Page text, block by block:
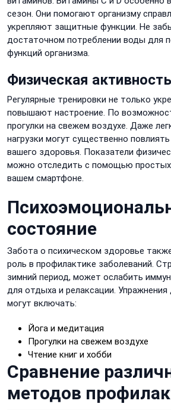
сезон. Они помогают организму
укрепляют защитные функции. Не
достаточном потреблении воды для
функций организма.
Физическая активность
Регулярные тренировки не только
повышают настроение. По
прогулки на свежем воздухе. Даже
нагрузки могут существенно
вашего здоровья. Показатели
можно отследить с помощью простых
вашем смартфоне.
состояние
Забота о психическом здоровье
роль в профилактике заболеваний.
зимний период, может ослабить
для отдыха и релаксации. Упражнения
могут включать:
Йога и медитация
Прогулки на свежем воздухе
Чтение книг и хобби
Сравнение
методов